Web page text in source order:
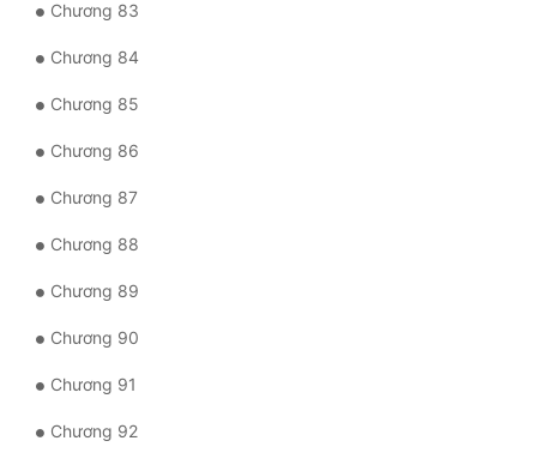
Chương 83
Chương 84
Chương 85
Chương 86
Chương 87
Chương 88
Chương 89
Chương 90
Chương 91
Chương 92